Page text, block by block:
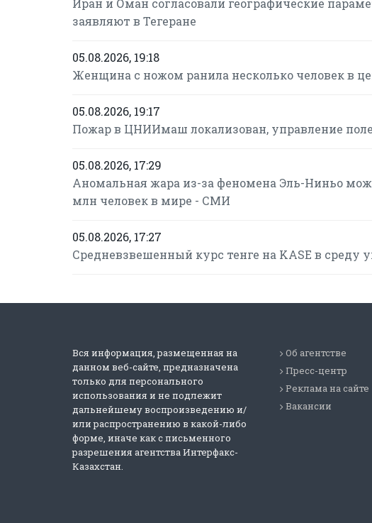
Иран и Оман согласовали географические
заявляют в Тегеране
05.08.2026, 19:18
Женщина с ножом ранила несколько человек в
05.08.2026, 19:17
Пожар в ЦНИИмаш локализован, управление
05.08.2026, 17:29
Аномальная жара из-за феномена Эль-Ниньо
млн человек в мире - СМИ
05.08.2026, 17:27
Средневзвешенный курс тенге на KASE в среду
Вся информация, размещенная на
данном веб-сайте, предназначена
только для персонального
использования и не подлежит
дальнейшему воспроизведению и/
или распространению в какой-либо
форме, иначе как с письменного
разрешения агентства Интерфакс-
Казахстан.
Об агентстве
Пресс-центр
Реклама на сайте
Вакансии